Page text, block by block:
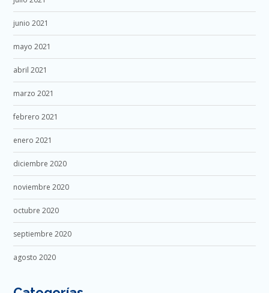
junio 2021
mayo 2021
abril 2021
marzo 2021
febrero 2021
enero 2021
diciembre 2020
noviembre 2020
octubre 2020
septiembre 2020
agosto 2020